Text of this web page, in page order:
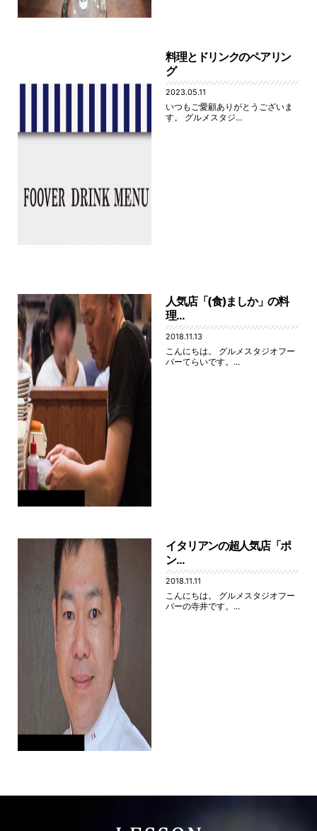
料理とドリンクのペアリン
グ
2023.05.11
いつもご愛顧ありがとうございま
す。 グルメスタジ...
人気店「(食)ましか」の料
理...
2018.11.13
こんにちは。 グルメスタジオフー
バーてらいです。...
イタリアンの超人気店「ポ
ン...
2018.11.11
こんにちは。 グルメスタジオフー
バーの寺井です。...